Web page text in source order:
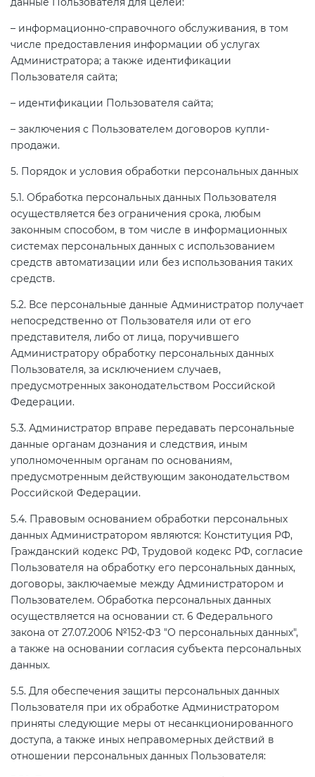
– информационно-справочного обслуживания, в том
числе предоставления информации об услугах
Администратора; а также идентификации
Пользователя сайта;
– идентификации Пользователя сайта;
– заключения с Пользователем договоров купли-
продажи.
5. Порядок и условия обработки персональных данных
5.1. Обработка персональных данных Пользователя
осуществляется без ограничения срока, любым
законным способом, в том числе в информационных
системах персональных данных с использованием
средств автоматизации или без использования таких
средств.
5.2. Все персональные данные Администратор получает
непосредственно от Пользователя или от его
представителя, либо от лица, поручившего
Администратору обработку персональных данных
Пользователя, за исключением случаев,
предусмотренных законодательством Российской
Федерации.
5.3. Администратор вправе передавать персональные
данные органам дознания и следствия, иным
уполномоченным органам по основаниям,
предусмотренным действующим законодательством
Российской Федерации.
5.4. Правовым основанием обработки персональных
данных Администратором являются: Конституция РФ,
Гражданский кодекс РФ, Трудовой кодекс РФ, согласие
Пользователя на обработку его персональных данных,
договоры, заключаемые между Администратором и
Пользователем. Обработка персональных данных
осуществляется на основании ст. 6 Федерального
закона от 27.07.2006 №152-ФЗ "О персональных данных",
а также на основании согласия субъекта персональных
данных.
5.5. Для обеспечения защиты персональных данных
Пользователя при их обработке Администратором
приняты следующие меры от несанкционированного
доступа, а также иных неправомерных действий в
отношении персональных данных Пользователя: